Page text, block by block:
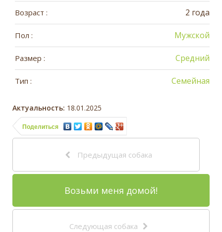
Возраст : 2 года
Пол : Мужской
Размер : Средний
Тип : Семейная
Актуальность: 18.01.2025
Поделиться
Предыдущая собака
Возьми меня домой!
Следующая собака